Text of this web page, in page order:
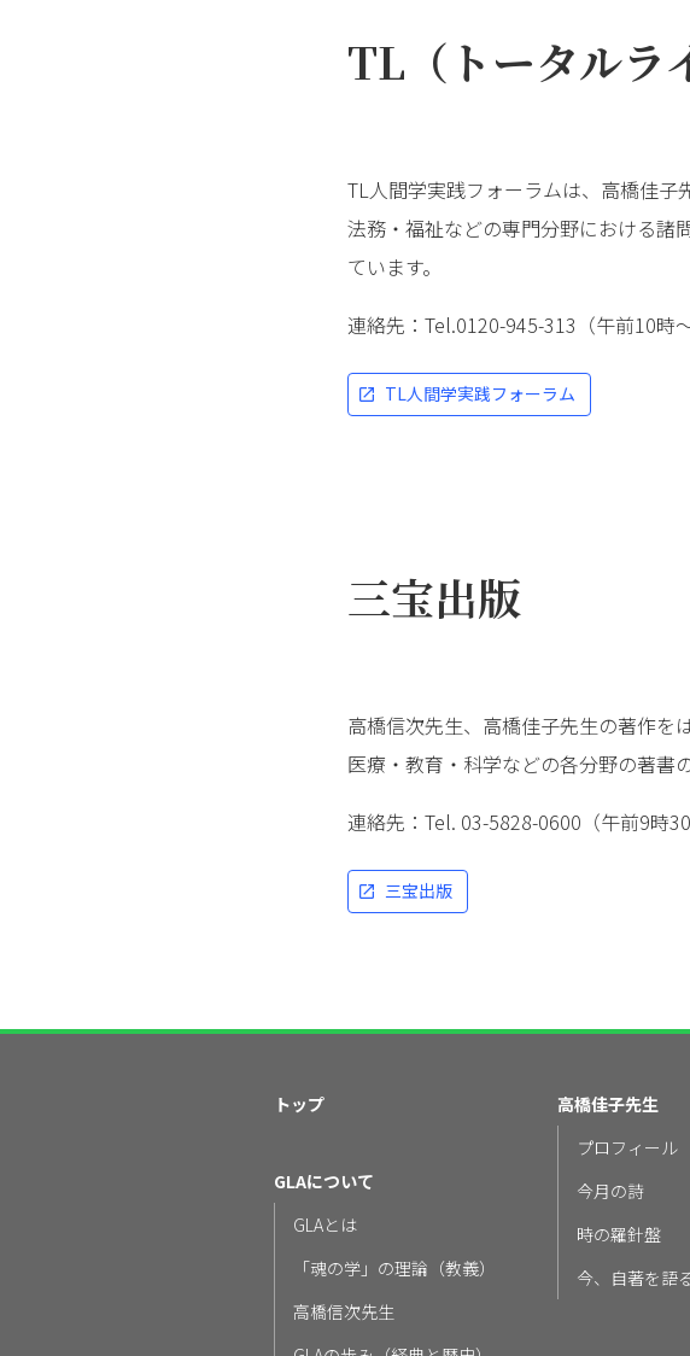
TL（トータルラ
TL人間学実践フォーラムは、高橋佳子
法務・福祉などの専門分野における諸
ています。
連絡先：Tel.0120-945-313（午前10時
TL人間学実践フォーラム
三宝出版
高橋信次先生、高橋佳子先生の著作を
医療・教育・科学などの各分野の著書
連絡先：Tel. 03-5828-0600（午前9時
三宝出版
トップ
GLAについて
GLAとは
「魂の学」の理論（教義）
高橋信次先生
高橋佳子先生
プロフィール
今月の詩
時の羅針盤
今、自著を語